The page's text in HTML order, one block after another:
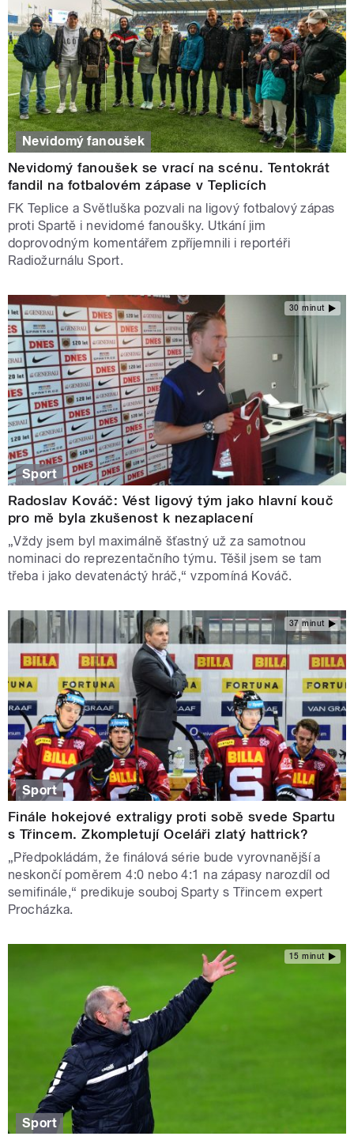
Nevidomý fanoušek
Nevidomý fanoušek se vrací na scénu. Tentokrát
fandil na fotbalovém zápase v Teplicích
FK Teplice a Světluška pozvali na ligový fotbalový zápas
proti Spartě i nevidomé fanoušky. Utkání jim
doprovodným komentářem zpříjemnili i reportéři
Radiožurnálu Sport.
30 minut
Sport
Radoslav Kováč: Vést ligový tým jako hlavní kouč
pro mě byla zkušenost k nezaplacení
„Vždy jsem byl maximálně šťastný už za samotnou
nominaci do reprezentačního týmu. Těšil jsem se tam
třeba i jako devatenáctý hráč,“ vzpomíná Kováč.
37 minut
Sport
Finále hokejové extraligy proti sobě svede Spartu
s Třincem. Zkompletují Oceláři zlatý hattrick?
„Předpokládám, že finálová série bude vyrovnanější a
neskončí poměrem 4:0 nebo 4:1 na zápasy narozdíl od
semifinále,“ predikuje souboj Sparty s Třincem expert
Procházka.
15 minut
Sport